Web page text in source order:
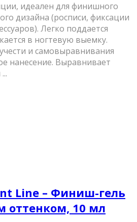
идеален для финишного
дизайна (росписи, фиксации
Легко поддается
в ногтевую выемку.
и самовыравнивания
нанесение. Выравнивает
Line – Финиш-гель
оттенком, 10 мл